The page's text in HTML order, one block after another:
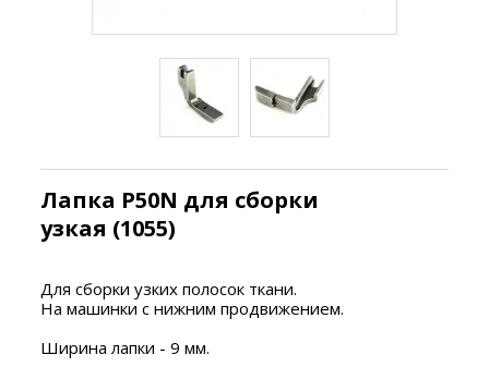
Лапка P50N для сборки
узкая (1055)
Для сборки узких полосок ткани.
На машинки с нижним продвижением.
Ширина лапки - 9 мм.